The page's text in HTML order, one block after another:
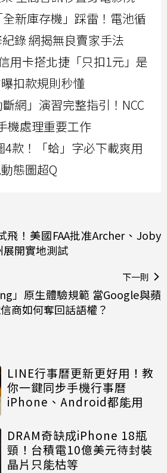
新庫存機」踩雷！電池循
錄 網揭無良賣家手法
用卡搭北捷「只扣1元」是
扣款規則秒懂
網」演習完整指引！NCC
機處理重要工作
4款！「蛤」字必下載爽用
態圖超Q
飛！美國FAA批准Archer、Joby
開實地測試
下一則
」原生體驗規範 當Google與蘋
商如何奪回話語權？
LINE行事曆更新更好用！教
你一鍵同步手機行事曆
iPhone、Android都能用
DRAM奇缺成iPhone 18瓶
頸！台積電10億美元待封裝
晶片只能枯等